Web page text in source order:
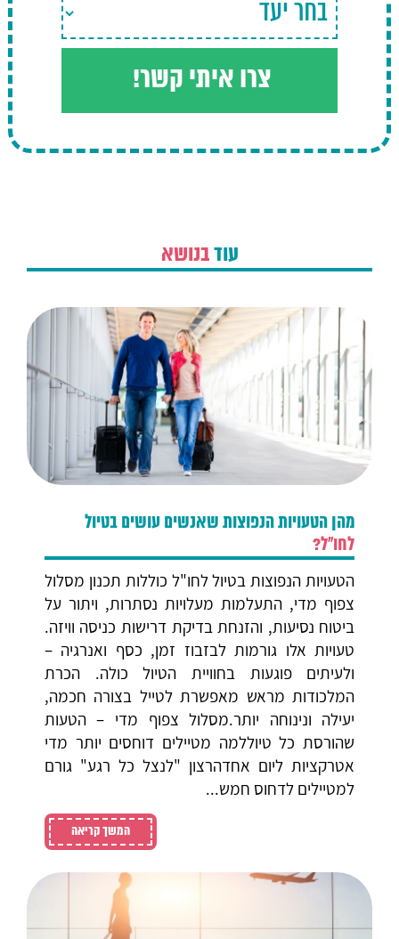
עודבנושא
מהן הטעויות הנפוצות שאנשים עושים בטיול
לחו"ל?
הטעויות הנפוצות בטיול לחו"ל כוללות תכנון מסלול
צפוף מדי, התעלמות מעלויות נסתרות, ויתור על
ביטוח נסיעות, והזנחת בדיקת דרישות כניסה וויזה.
טעויות אלו גורמות לבזבוז זמן, כסף ואנרגיה –
ולעיתים פוגעות בחוויית הטיול כולה. הכרת
המלכודות מראש מאפשרת לטייל בצורה חכמה,
יעילה ונינוחה יותר.מסלול צפוף מדי – הטעות
שהורסת כל טיוללמה מטיילים דוחסים יותר מדי
אטרקציות ליום אחדהרצון "לנצל כל רגע" גורם
למטיילים לדחוס חמש...
המשך קריאה